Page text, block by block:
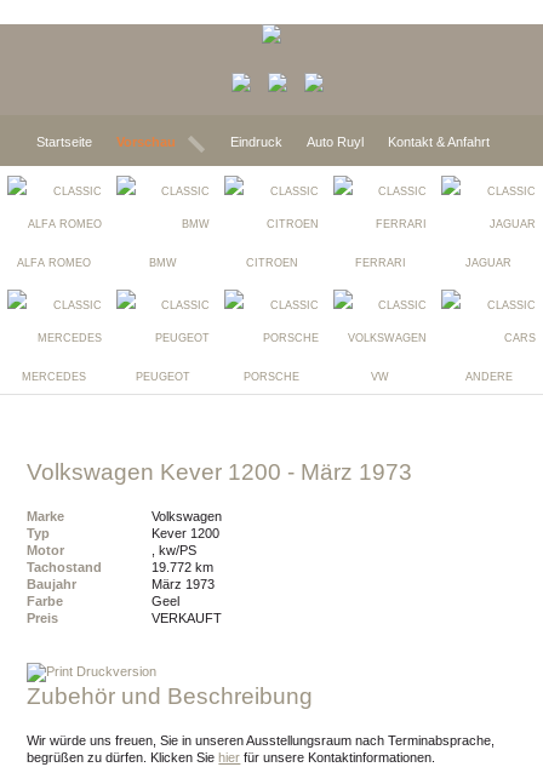
Startseite Vorschau Eindruck Auto Ruyl Kontakt & Anfahrt
ALFA ROMEO BMW CITROEN FERRARI JAGUAR
MERCEDES PEUGEOT PORSCHE VW ANDERE
Volkswagen Kever 1200 - März 1973
Marke
Volkswagen
Typ
Kever 1200
Motor
, kw/PS
Tachostand
19.772 km
Baujahr
März 1973
Farbe
geel
Preis
VERKAUFT
Druckversion
Zubehör und Beschreibung
Wir würde uns freuen, Sie in unseren Ausstellungsraum nach Terminabsprache,
begrüßen zu dürfen.
Klicken Sie hier für unsere Kontaktinformationen.